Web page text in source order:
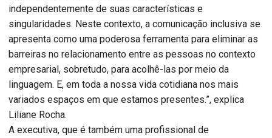
independentemente de suas características e
singularidades. Neste contexto, a comunicação inclusiva se
apresenta como uma poderosa ferramenta para eliminar as
barreiras no relacionamento entre as pessoas no contexto
empresarial, sobretudo, para acolhê-las por meio da
linguagem. E, em toda a nossa vida cotidiana nos mais
variados espaços em que estamos presentes.”, explica
Liliane Rocha.
A executiva, que é também uma profissional de